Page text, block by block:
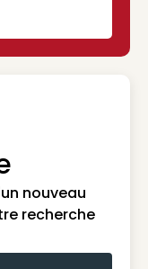
nouveau
recherche